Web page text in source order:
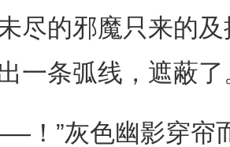
的邪魔只来的及
一条弧线，遮蔽了
”灰色幽影穿帘而